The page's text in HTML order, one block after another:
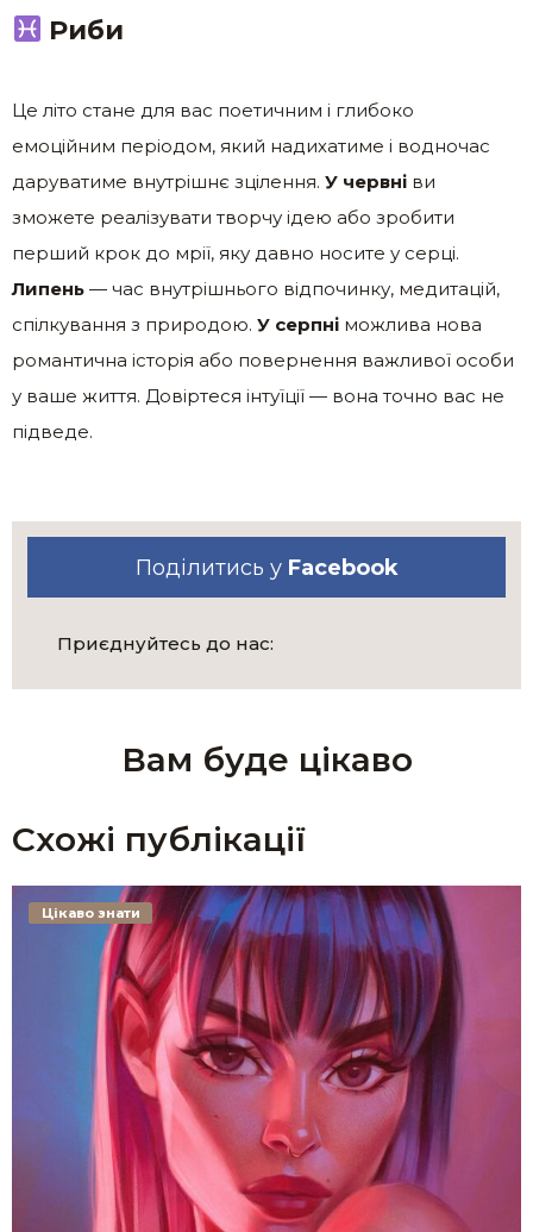
Риби
Це літо стане для вас поетичним і глибоко
емоційним періодом, який надихатиме і водночас
даруватиме внутрішнє зцілення. У червні ви
зможете реалізувати творчу ідею або зробити
перший крок до мрії, яку давно носите у серці.
Липень — час внутрішнього відпочинку, медитацій,
спілкування з природою. У серпні можлива нова
романтична історія або повернення важливої особи
у ваше життя. Довіртеся інтуїції — вона точно вас не
підведе.
Поділитись у Facebook
Приєднуйтесь до нас:
Вам буде цікаво
Схожі публікації
Цікаво знати